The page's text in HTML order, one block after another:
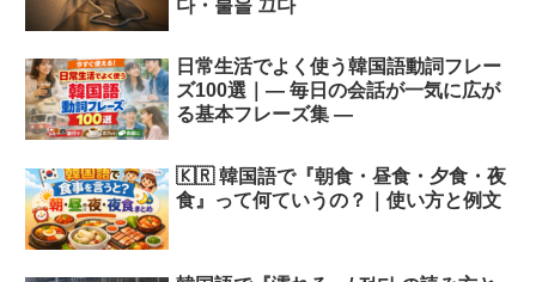
다・불을 끄다
日常生活でよく使う韓国語動詞フレー
ズ100選｜― 毎日の会話が一気に広が
る基本フレーズ集 ―
🇰🇷 韓国語で『朝食・昼食・夕食・夜
食』って何ていうの？｜使い方と例文